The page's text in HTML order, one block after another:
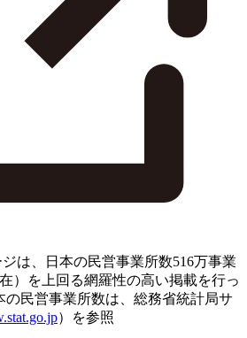
は、日本の民営事業所数516万事業
）を上回る網羅性の高い掲載を行っ
の民営事業所数は、総務省統計局サ
）を参照